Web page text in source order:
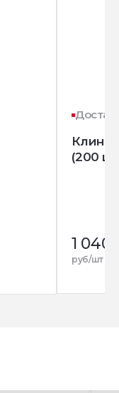
Клин
(200
1 040
руб/шт